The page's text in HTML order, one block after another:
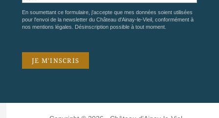
En soumettant ce formulaire, j'accepte que mes données soient utilisées
pour l'envoi de la newsletter du Château d'Ainay-le-Vieil, conformément à
nos mentions légales . Désinscription possible à tout moment.